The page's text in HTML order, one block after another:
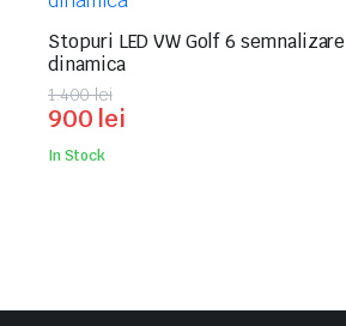
Stopuri LED VW Golf 6 semnalizare
dinamica
1.400lei
Prețul
inițial
a
900 lei
Prețul
curent
este:
In Stock